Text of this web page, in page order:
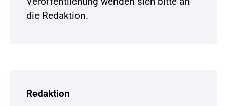
die Redaktion.
Redaktion